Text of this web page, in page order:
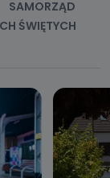
SAMORZĄD
ŚWIĘTYCH